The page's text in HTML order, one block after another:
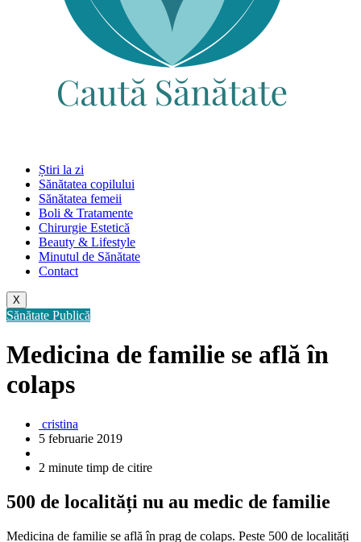
Știri la zi
Sănătatea copilului
Sănătatea femeii
Boli & Tratamente
Chirurgie Estetică
Beauty & Lifestyle
Minutul de Sănătate
Contact
X
Sănătate Publică
Medicina de familie se află în
colaps
cristina
5 februarie 2019
2 minute timp de citire
500 de localități nu au medic de familie
Medicina de familie se află în prag de colaps. Peste 500 de localități